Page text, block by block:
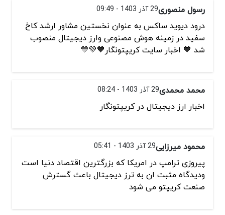
رسول منصوری29 آذر 1403 - 09:49
درود دیوید ساکس به عنوان نخستین مشاور ارشد کاخ
سفید در زمینه هوش مصنوعی وارز دیجیتال منصوب
شد 💙 اخبار سایت کریپتونگار💙💚💛
محمد محمدی29 آذر 1403 - 08:24
اخبار ارز دیجیتال در کریپتونگار
محمود میرزایی29 آذر 1403 - 05:41
پیروزی ترامپ در امریکا که بزرگترین اقتصاد دنیا است
ودیدگاه مثبت ان به ترز دیجیتال باعث گسترش
صنعت کریپتو می شود